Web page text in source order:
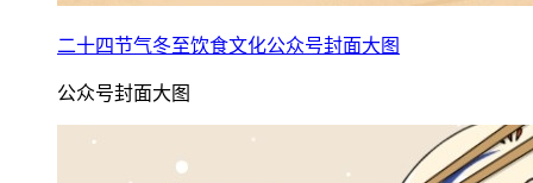
二十四节气冬至饮食文化公众号封面大图
公众号封面大图